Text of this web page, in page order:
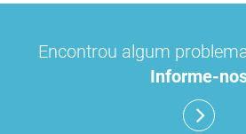
Encontrou algum
Informe-